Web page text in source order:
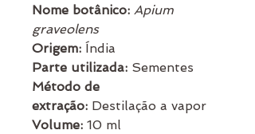
Nome botânico: Apium
graveolens
Origem: Índia
Parte utilizada: Sementes
Método de
extração: Destilação a vapor
Volume: 10 ml